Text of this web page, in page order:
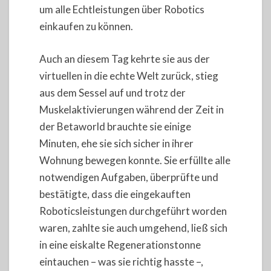
um alle Echtleistungen über Robotics
einkaufen zu können.
Auch an diesem Tag kehrte sie aus der
virtuellen in die echte Welt zurück, stieg
aus dem Sessel auf und trotz der
Muskelaktivierungen während der Zeit in
der Betaworld brauchte sie einige
Minuten, ehe sie sich sicher in ihrer
Wohnung bewegen konnte. Sie erfüllte alle
notwendigen Aufgaben, überprüfte und
bestätigte, dass die eingekauften
Roboticsleistungen durchgeführt worden
waren, zahlte sie auch umgehend, ließ sich
in eine eiskalte Regenerationstonne
eintauchen – was sie richtig hasste –,